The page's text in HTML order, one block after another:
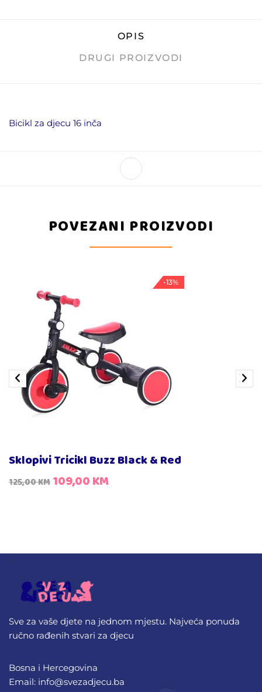
OPIS
DRUGI PROIZVODI
Bicikl za djecu 16 inča
POVEZANI PROIZVODI
-13%
Sklopivi Tricikl Buzz Black & Red
125,00KM 109,00KM
Sve za vaše djete na jednom mjestu. Najveća ponuda
ručno rađenih stvari za djecu
Bosna i Hercegovina
Email: info@svezadjecu.ba